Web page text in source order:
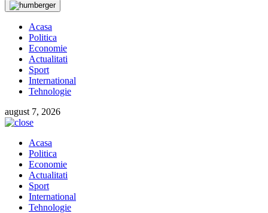
Acasa
Politica
Economie
Actualitati
Sport
International
Tehnologie
august 7, 2026
Acasa
Politica
Economie
Actualitati
Sport
International
Tehnologie